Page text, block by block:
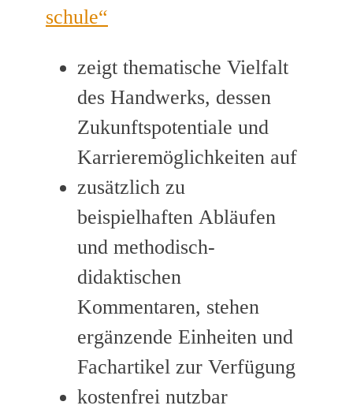
schule“
zeigt thematische Vielfalt
des Handwerks, dessen
Zukunftspotentiale und
Karrieremöglichkeiten auf
zusätzlich zu
beispielhaften Abläufen
und methodisch-
didaktischen
Kommentaren, stehen
ergänzende Einheiten und
Fachartikel zur Verfügung
kostenfrei nutzbar